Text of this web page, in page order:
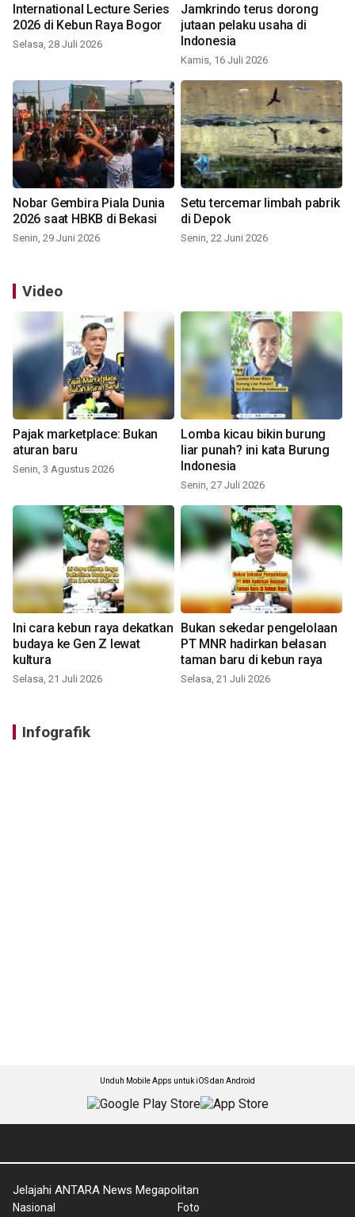
International Lecture Series
2026 di Kebun Raya Bogor
Selasa, 28 Juli 2026
Jamkrindo terus dorong
jutaan pelaku usaha di
Indonesia
Kamis, 16 Juli 2026
Nobar Gembira Piala Dunia
2026 saat HBKB di Bekasi
Senin, 29 Juni 2026
Setu tercemar limbah pabrik
di Depok
Senin, 22 Juni 2026
Video
Pajak marketplace: Bukan
aturan baru
Senin, 3 Agustus 2026
Lomba kicau bikin burung
liar punah? ini kata Burung
Indonesia
Senin, 27 Juli 2026
Ini cara kebun raya dekatkan
budaya ke Gen Z lewat
kultura
Selasa, 21 Juli 2026
Bukan sekedar pengelolaan
PT MNR hadirkan belasan
taman baru di kebun raya
Selasa, 21 Juli 2026
Infografik
Unduh Mobile Apps untuk iOS dan Android
Jelajahi ANTARA News Megapolitan
Nasional Foto